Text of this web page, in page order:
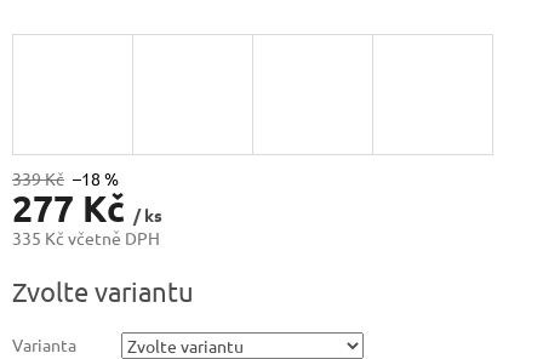
339 Kč –18 %
277 Kč / ks
335 Kč včetně DPH
cena:
Zvolte variantu
Varianta